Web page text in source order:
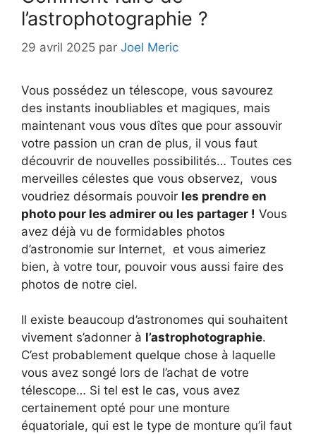
l’astrophotographie ?
29 avril 2025 par Joel Meric
Vous possédez un télescope, vous savourez
des instants inoubliables et magiques, mais
maintenant vous vous dîtes que pour assouvir
votre passion un cran de plus, il vous faut
découvrir de nouvelles possibilités… Toutes ces
merveilles célestes que vous observez, vous
voudriez désormais pouvoir les prendre en
photo pour les admirer ou les partager ! Vous
avez déjà vu de formidables photos
d’astronomie sur Internet, et vous aimeriez
bien, à votre tour, pouvoir vous aussi faire des
photos de notre ciel.
Il existe beaucoup d’astronomes qui souhaitent
vivement s’adonner à l’astrophotographie.
C’est probablement quelque chose à laquelle
vous avez songé lors de l’achat de votre
télescope… Si tel est le cas, vous avez
certainement opté pour une monture
équatoriale, qui est le type de monture qu’il faut